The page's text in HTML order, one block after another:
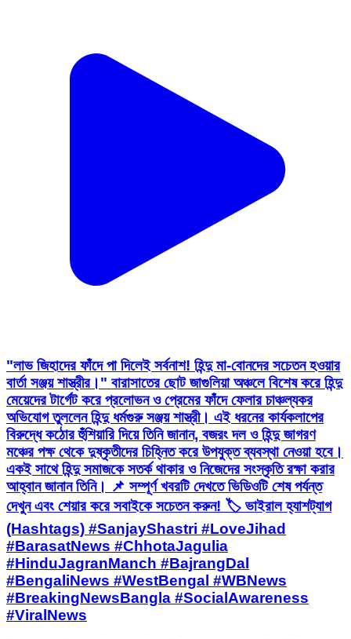
"লাভ জিহাদের ফাঁদে পা দিলেই সর্বনাশ! হিন্দু মা-বোনদের সচেতন হওয়ার
বার্তা সঞ্জয় শাস্ত্রীর।" বারাসাতের ছোট জাগুলিয়া অঞ্চলে বিশেষ করে হিন্দু
মেয়েদের টার্গেট করে প্রলোভন ও প্রেমের ফাঁদে ফেলার চাঞ্চল্যকর
অভিযোগ তুললেন হিন্দু ধর্মগুরু সঞ্জয় শাস্ত্রী। এই ধরনের কার্যকলাপের
বিরুদ্ধে কঠোর হুঁশিয়ারি দিয়ে তিনি জানান, বজরং দল ও হিন্দু জাগরণ
মঞ্চের পক্ষ থেকে দুষ্কৃতীদের চিহ্নিত করে উপযুক্ত ব্যবস্থা নেওয়া হবে।
একই সাথে হিন্দু সমাজকে সতর্ক থাকার ও নিজেদের সংস্কৃতি রক্ষা করার
আহ্বান জানান তিনি। 📌 সম্পূর্ণ খবরটি দেখতে ভিডিওটি শেষ পর্যন্ত
দেখুন এবং শেয়ার করে সবাইকে সচেতন করুন! 🏷️ ভাইরাল হ্যাশট্যাগ
(Hashtags) #SanjayShastri #LoveJihad
#BarasatNews #ChhotaJagulia
#HinduJagranManch #BajrangDal
#BengaliNews #WestBengal #WBNews
#BreakingNewsBangla #SocialAwareness
#ViralNews